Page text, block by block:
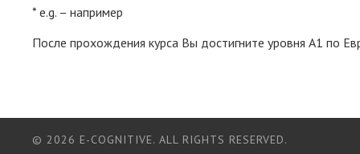
* e.g. – например
После прохождения курса Вы достигните уровня А1 по
© 2026 E-СOGNITIVE. ALL RIGHTS RESERVED.